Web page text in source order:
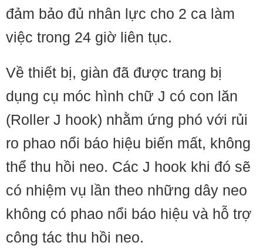
đảm bảo đủ nhân lực cho 2 ca làm
việc trong 24 giờ liên tục.
Về thiết bị, giàn đã được trang bị
dụng cụ móc hình chữ J có con lăn
(Roller J hook) nhằm ứng phó với rủi
ro phao nổi báo hiệu biến mất, không
thể thu hồi neo. Các J hook khi đó sẽ
có nhiệm vụ lần theo những dây neo
không có phao nổi báo hiệu và hỗ trợ
công tác thu hồi neo.